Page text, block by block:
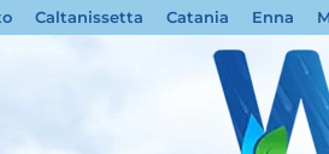
Caltanissetta Catania Enna